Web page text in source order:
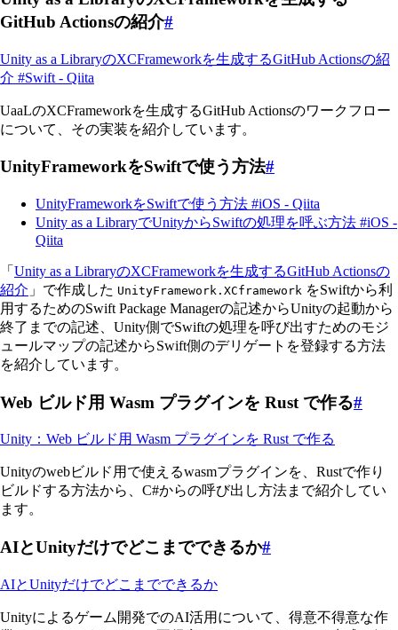
GitHub Actionsの紹介#
Unity as a LibraryのXCFrameworkを生成するGitHub Actionsの紹
介 #Swift - Qiita
UaaLのXCFrameworkを生成するGitHub Actionsのワークフロー
について、その実装を紹介しています。
UnityFrameworkをSwiftで使う方法#
UnityFrameworkをSwiftで使う方法 #iOS - Qiita
Unity as a LibraryでUnityからSwiftの処理を呼ぶ方法 #iOS -
Qiita
「 Unity as a LibraryのXCFrameworkを生成するGitHub Actionsの
紹介 」で作成した UnityFramework.XCframework をSwiftから利
用するためのSwift Package Managerの記述からUnityの起動から
終了までの記述、Unity側でSwiftの処理を呼び出すためのモジ
ュールマップの記述からSwift側のデリゲートを登録する方法
を紹介しています。
Web ビルド用 Wasm プラグインを Rust で作る#
Unity：Web ビルド用 Wasm プラグインを Rust で作る
Unityのwebビルド用で使えるwasmプラグインを、Rustで作り
ビルドする方法から、C#からの呼び出し方法まで紹介してい
ます。
AIとUnityだけでどこまでできるか#
AIとUnityだけでどこまでできるか
Unityによるゲーム開発でのAI活用について、得意不得意な作